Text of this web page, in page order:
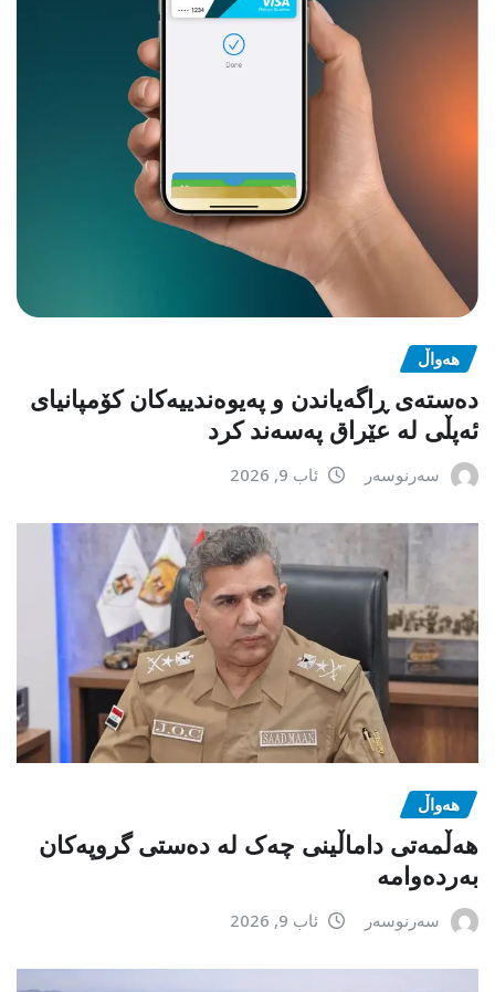
هەواڵ
دەستەی ڕاگەیاندن و پەیوەندییەکان کۆمپانیای
ئەپڵی لە عێراق پەسەند کرد
سەرنوسەر ئاب 9, 2026
هەواڵ
هەڵمەتی داماڵینی چەک لە دەستی گروپەکان
بەردەوامە
سەرنوسەر ئاب 9, 2026